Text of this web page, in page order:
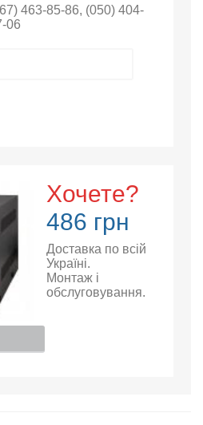
463-85-86, (050) 404-
06
Хочете?
486 грн
Доставка по всій
Україні.
Монтаж і
обслуговування.